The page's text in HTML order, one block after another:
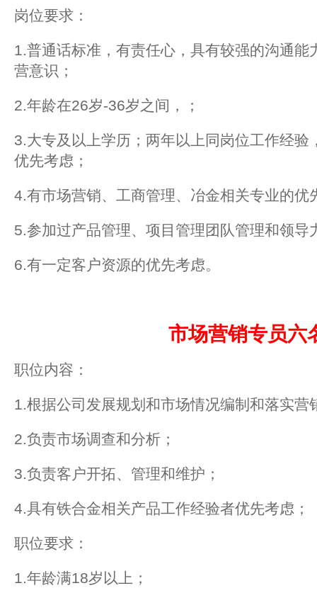
岗位要求：
1.普通话标准，有责任心，具有较强的沟通能
营意识；
2.年龄在26岁-36岁之间，；
3.大专及以上学历；两年以上同岗位工作经验
优先考虑；
4.有市场营销、工商管理、冶金相关专业的优
5.参加过产品管理、项目管理团队管理和领导
6.有一定客户资源的优先考虑。
市场营销专员六
职位内容：
1.根据公司发展规划和市场情况编制和落实营
2.负责市场调查和分析；
3.负责客户开拓、管理和维护；
4.具有铁合金相关产品工作经验者优先考虑；
职位要求：
1.年龄满18岁以上；